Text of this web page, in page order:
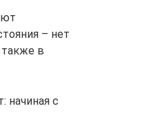
– нет
также в
начиная с